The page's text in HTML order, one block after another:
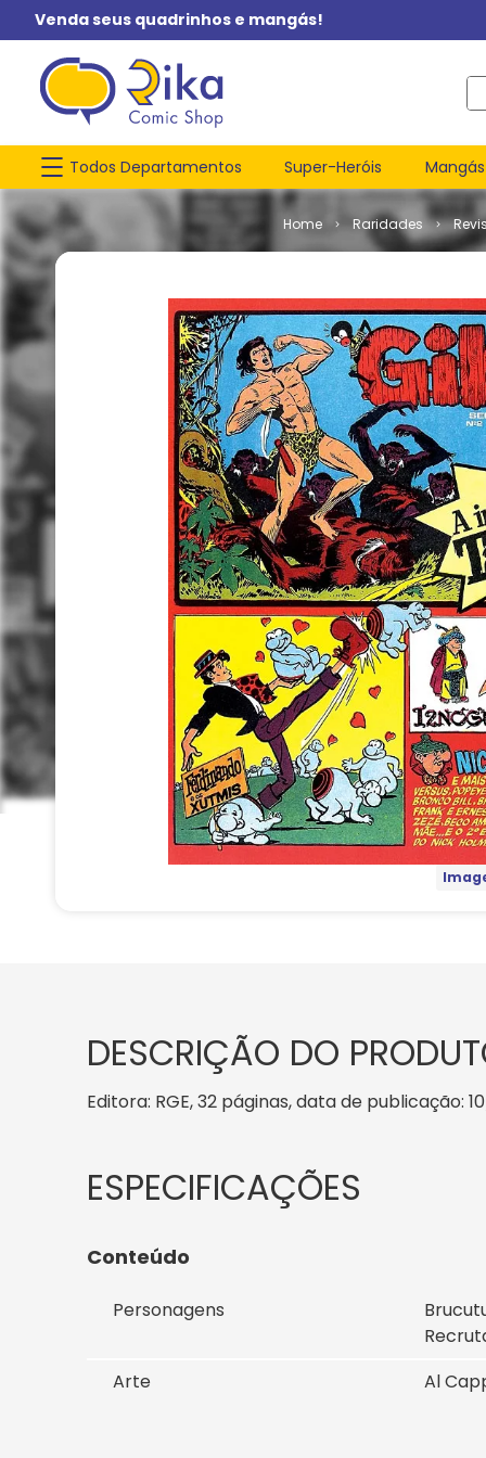
Venda seus quadrinhos e mangás!
O
Todos Departamentos Super-Heróis Mangás
Raridades
DESCRIÇÃO DO
Editora: RGE, 32 páginas, data de publicação:
Conteúdo
Personagens
Arte
Al